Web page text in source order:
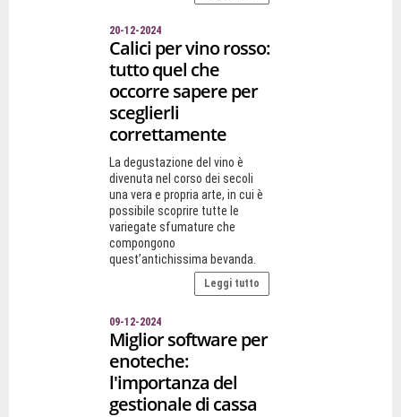
20-12-2024
Calici per vino rosso:
tutto quel che
occorre sapere per
sceglierli
correttamente
La degustazione del vino è
divenuta nel corso dei secoli
una vera e propria arte, in cui è
possibile scoprire tutte le
variegate sfumature che
compongono
quest’antichissima bevanda.
Leggi tutto
09-12-2024
Miglior software per
enoteche:
l'importanza del
gestionale di cassa